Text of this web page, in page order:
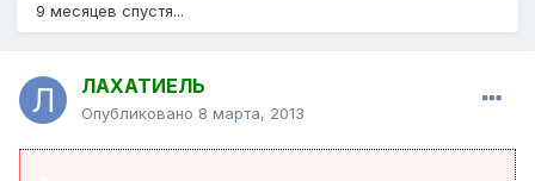
9 месяцев спустя...
ЛАХАТИЕЛЬ
Опубликовано 8 марта, 2013